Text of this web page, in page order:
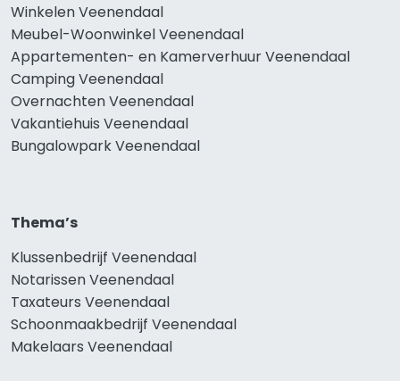
Winkelen Veenendaal
Meubel-Woonwinkel Veenendaal
Appartementen- en Kamerverhuur Veenendaal
Camping Veenendaal
Overnachten Veenendaal
Vakantiehuis Veenendaal
Bungalowpark Veenendaal
Thema’s
Klussenbedrijf Veenendaal
Notarissen Veenendaal
Taxateurs Veenendaal
Schoonmaakbedrijf Veenendaal
Makelaars Veenendaal